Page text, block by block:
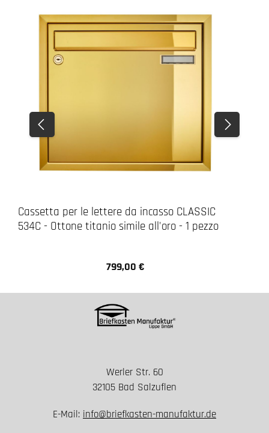
Cassetta per le lettere da incasso CLASSIC
534C - Ottone titanio simile all'oro - 1 pezzo
Prezzo normale:
799,00 €
Werler Str. 60
32105 Bad Salzuflen
E-Mail: info@briefkasten-manufaktur.de